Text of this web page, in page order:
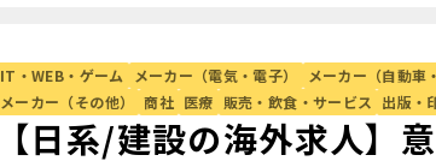
IT・WEB・ゲーム メーカー（電気・電子） メーカー（自動車
メーカー（その他）
商社 医療 販売・飲食・サービス 出版・
【日系/建設の海外求人】